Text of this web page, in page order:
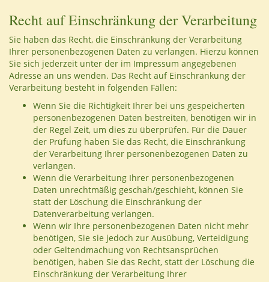
Recht auf Einschränkung der Verarbeitung
Sie haben das Recht, die Einschränkung der Verarbeitung
Ihrer personenbezogenen Daten zu verlangen. Hierzu können
Sie sich jederzeit unter der im Impressum angegebenen
Adresse an uns wenden. Das Recht auf Einschränkung der
Verarbeitung besteht in folgenden Fällen:
Wenn Sie die Richtigkeit Ihrer bei uns gespeicherten
personenbezogenen Daten bestreiten, benötigen wir in
der Regel Zeit, um dies zu überprüfen. Für die Dauer
der Prüfung haben Sie das Recht, die Einschränkung
der Verarbeitung Ihrer personenbezogenen Daten zu
verlangen.
Wenn die Verarbeitung Ihrer personenbezogenen
Daten unrechtmäßig geschah/geschieht, können Sie
statt der Löschung die Einschränkung der
Datenverarbeitung verlangen.
Wenn wir Ihre personenbezogenen Daten nicht mehr
benötigen, Sie sie jedoch zur Ausübung, Verteidigung
oder Geltendmachung von Rechtsansprüchen
benötigen, haben Sie das Recht, statt der Löschung die
Einschränkung der Verarbeitung Ihrer